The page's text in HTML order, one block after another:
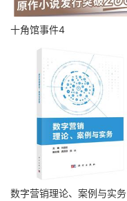
十角馆事件4
数字营销理论、案例与实务